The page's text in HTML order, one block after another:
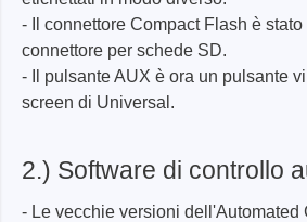
- Il connettore Compact Flash è
connettore per schede SD.
- Il pulsante AUX è ora un pulsante
screen di Universal.
2.) Software di controllo
- Le vecchie versioni dell'Automated